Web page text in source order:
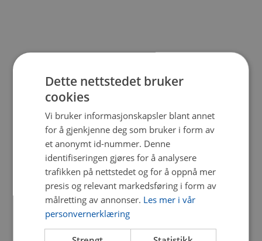
Dette nettstedet bruker
cookies
Vi bruker informasjonskapsler blant annet
for å gjenkjenne deg som bruker i form av
et anonymt id-nummer. Denne
identifiseringen gjøres for å analysere
trafikken på nettstedet og for å oppnå mer
presis og relevant markedsføring i form av
målretting av annonser. Les mer i vår
personvernerklæring